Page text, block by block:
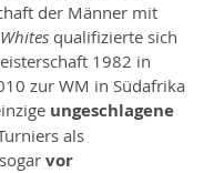
der Männer mit
qualifizierte sich
1982 in
zur WM in Südafrika
ungeschlagene
als
vor